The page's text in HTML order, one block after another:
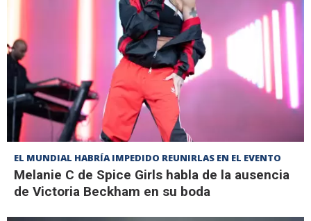
EL MUNDIAL HABRÍA IMPEDIDO REUNIRLAS EN EL EVENTO
Melanie C de Spice Girls habla de la ausencia
de Victoria Beckham en su boda